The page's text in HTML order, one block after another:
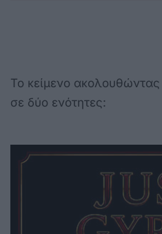
Το κείμενο ακολουθώντας
σε δύο ενότητες: